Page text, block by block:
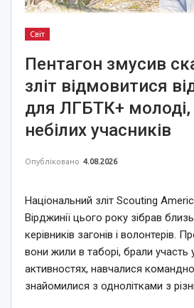
Світ
Пентагон змусив
зліт відмовитися
для ЛГБТК+ молоді,
небілих учасників
Опубліковано 4.08.2026
Національний зліт Scouting
Вірджинії цього року зібрав
керівників загонів і волонтерів.
вони жили в таборі, брали участь
активностях, навчалися
знайомилися з однолітками з